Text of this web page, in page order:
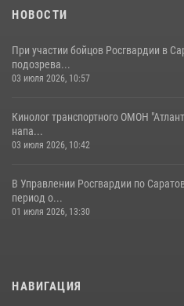
05 августа 2026, 12:55
НОВОСТИ
При участии бойцов Росгвардии в
подозрева...
03 июля 2026, 10:57
Кинолог транспортного ОМОН
напа...
03 июля 2026, 10:42
В Управлении Росгвардии по
период о...
01 июля 2026, 13:30
НАВИГАЦИЯ